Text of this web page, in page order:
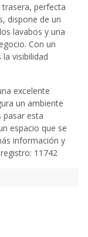
perfecta
dispone de un
lavabos y una
Con un
visibilidad
excelente
un ambiente
esta
espacio que se
información y
11742